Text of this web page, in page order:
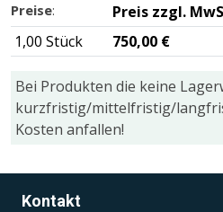
Preise: Preis zzgl.
1,00 Stück
750,00 €
Bei Produkten die keine
kurzfristig/mittelfristig/
Kosten anfallen!
Kontakt
Dieser Cookie speichert
Einverständnis-Optionen
1 Jahr